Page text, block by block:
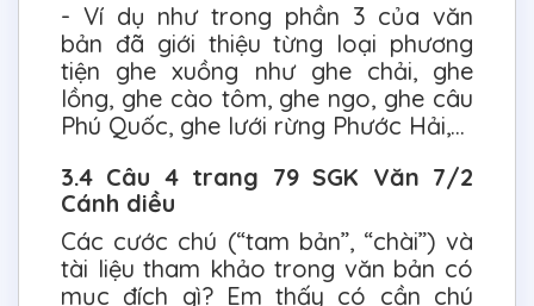
- Ví dụ như trong phần 3 của văn
bản đã giới thiệu từng loại phương
tiện ghe xuồng như ghe chải, ghe
lồng, ghe cào tôm, ghe ngo, ghe câu
Phú Quốc, ghe lưới rừng Phước Hải,...
3.4 Câu 4 trang 79 SGK Văn 7/2
Cánh diều
Các cước chú (“tam bản”, “chài”) và
tài liệu tham khảo trong văn bản có
mục đích gì? Em thấy có cần chú